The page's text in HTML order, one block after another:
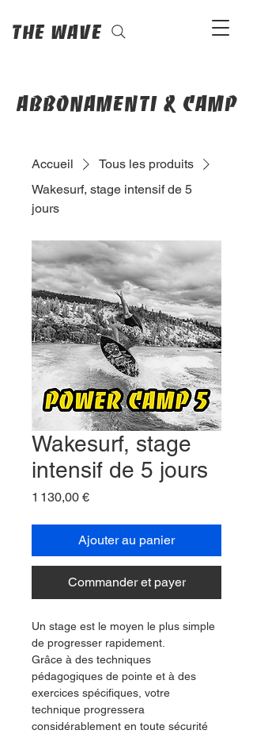
The Wave
abbonamenti & camp
Accueil
Tous les produits
Wakesurf, stage intensif de 5
jours
Wakesurf, stage
intensif de 5 jours
1 130,00 €Prix
Ajouter au panier
Commander et payer
Un stage est le moyen le plus simple
de progresser rapidement.
Grâce à des techniques
pédagogiques de pointe et à des
exercices spécifiques, votre
technique progressera
considérablement en toute sécurité